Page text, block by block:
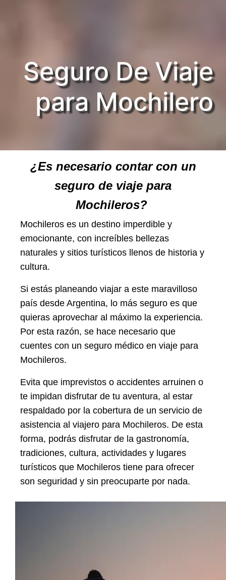
Seguro De Viaje
para Mochilero
¿Es necesario contar con un
seguro de viaje para
Mochileros?
Mochileros es un destino imperdible y
emocionante, con increíbles bellezas
naturales y sitios turísticos llenos de historia y
cultura.
Si estás planeando viajar a este maravilloso
país desde Argentina, lo más seguro es que
quieras aprovechar al máximo la experiencia.
Por esta razón, se hace necesario que
cuentes con un seguro médico en viaje para
Mochileros.
Evita que imprevistos o accidentes arruinen o
te impidan disfrutar de tu aventura, al estar
respaldado por la cobertura de un servicio de
asistencia al viajero para Mochileros. De esta
forma, podrás disfrutar de la gastronomía,
tradiciones, cultura, actividades y lugares
turísticos que Mochileros tiene para ofrecer
son seguridad y sin preocuparte por nada.